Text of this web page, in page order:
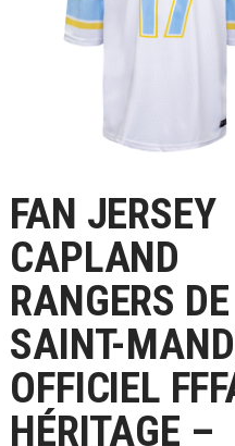
CHOIX DES OPTIONS
FAN JERSEY
CAPLAND
RANGERS DE
SAINT-
OFFICIEL
HÉRITAGE –